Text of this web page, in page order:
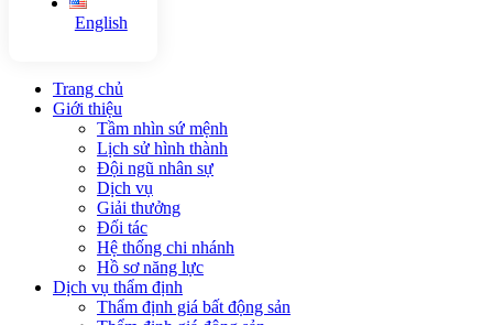
English
Trang chủ
Giới thiệu
Tầm nhìn sứ mệnh
Lịch sử hình thành
Đội ngũ nhân sự
Dịch vụ
Giải thưởng
Đối tác
Hệ thống chi nhánh
Hồ sơ năng lực
Dịch vụ thẩm định
Thẩm định giá bất động sản